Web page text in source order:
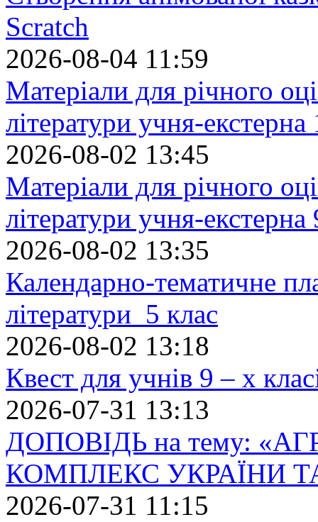
Scratch
2026-08-04 11:59
Матеріали для річного
літератури учня-екстерна
2026-08-02 13:45
Матеріали для річного
літератури учня-екстерна
2026-08-02 13:35
Календарно-тематичне
літератури 5 клас
2026-08-02 13:18
Квест для учнів 9 – х
2026-07-31 13:13
ДОПОВІДЬ на тему:
КОМПЛЕКС УКРАЇНИ
2026-07-31 11:15